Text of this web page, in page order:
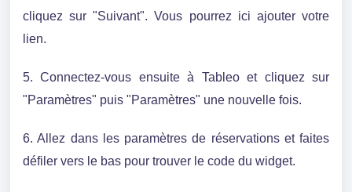
cliquez sur "Suivant". Vous pourrez ici ajouter votre
lien.
5. Connectez-vous ensuite à Tableo et cliquez sur
"Paramètres" puis "Paramètres" une nouvelle fois.
6. Allez dans les paramètres de réservations et faites
défiler vers le bas pour trouver le code du widget.